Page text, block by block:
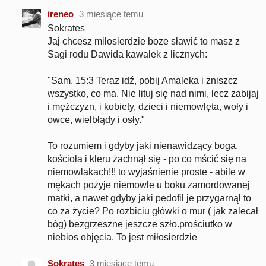
ireneo 3 miesiące temu
Sokrates
Jaj chcesz milosierdzie boze sławić to masz z
Sagi rodu Dawida kawalek z licznych:
"Sam. 15:3 Teraz idź, pobij Amaleka i zniszcz
wszystko, co ma. Nie lituj się nad nimi, lecz zabijaj
i mężczyzn, i kobiety, dzieci i niemowlęta, woły i
owce, wielbłądy i osły."
To rozumiem i gdyby jaki nienawidzący boga,
kościoła i kleru żachnął się - po co mścić się na
niemowlakach!!! to wyjaśnienie proste - abile w
mękach pożyje niemowle u boku zamordowanej
matki, a nawet gdyby jaki pedofil je przygarnąl to
co za życie? Po rozbiciu główki o mur ( jak zalecał
bóg) bezgrzeszne jeszcze szło.prościutko w
niebios objęcia. To jest miłosierdzie
Sokrates 3 miesiące temu